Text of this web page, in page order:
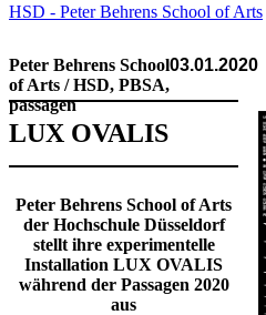
HSD - Peter Behrens School of Arts
Peter Behrens School
of Arts / HSD, PBSA,
passagen
03.01.2020
LUX OVALIS
​​​​​​Peter Behrens School of Arts
der Hochschule Düsseldorf
stellt ihre experimentelle
Installation LUX OVALIS
während der Passagen 2020
aus